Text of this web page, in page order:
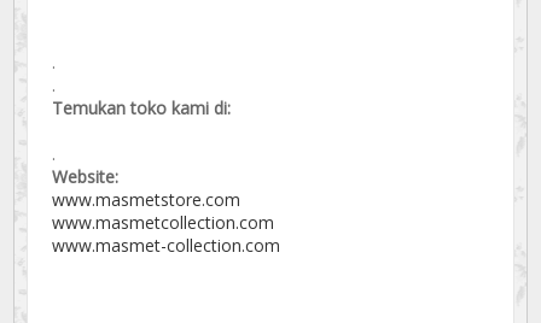
.
.
Temukan toko kami di:
.
Website:
www.masmetstore.com
www.masmetcollection.com
www.masmet-collection.com